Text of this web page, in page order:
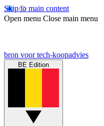
Skip to main content
Open menu Close main menu
bron voor tech-koopadvies
BE Edition